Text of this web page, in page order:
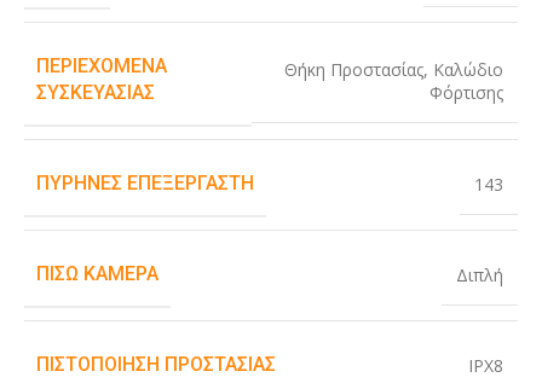
ΠΕΡΙΕΧΌΜΕΝΑ
ΣΥΣΚΕΥΑΣΊΑΣ
Θήκη Προστασίας, Καλώδιο
Φόρτισης
ΠΥΡΉΝΕΣ ΕΠΕΞΕΡΓΑΣΤΉ 143
ΠΊΣΩ ΚΆΜΕΡΑ Διπλή
ΠΙΣΤΟΠΟΊΗΣΗ ΠΡΟΣΤΑΣΊΑΣ IPX8